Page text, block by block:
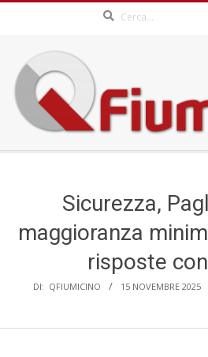
content
Sicurezza,
maggioranza
risposte
DI: QFIUMICINO 15 NOVEMBRE 2025